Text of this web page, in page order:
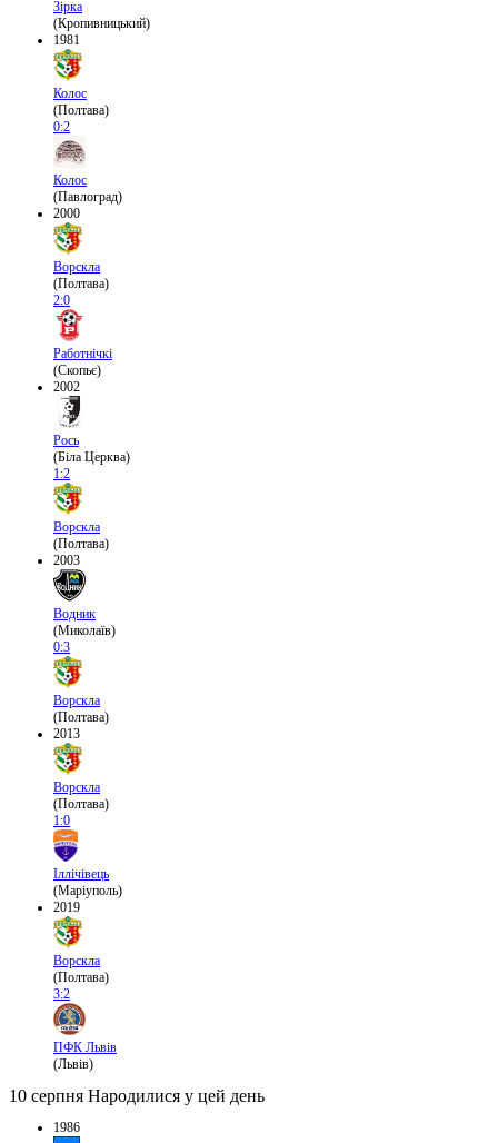
Зірка
(Кропивницький)
1981
Колос
(Полтава)
0:2
Колос
(Павлоград)
2000
Ворскла
(Полтава)
2:0
Работнічкі
(Скопьє)
2002
Рось
(Біла Церква)
1:2
Ворскла
(Полтава)
2003
Водник
(Миколаїв)
0:3
Ворскла
(Полтава)
2013
Ворскла
(Полтава)
1:0
Іллічівець
(Маріуполь)
2019
Ворскла
(Полтава)
3:2
ПФК Львів
(Львів)
10 серпня Народилися у цей день
1986